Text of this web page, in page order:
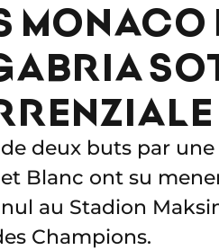
MONACO
deux buts par
Blanc ont su
au Stadion
Champions.